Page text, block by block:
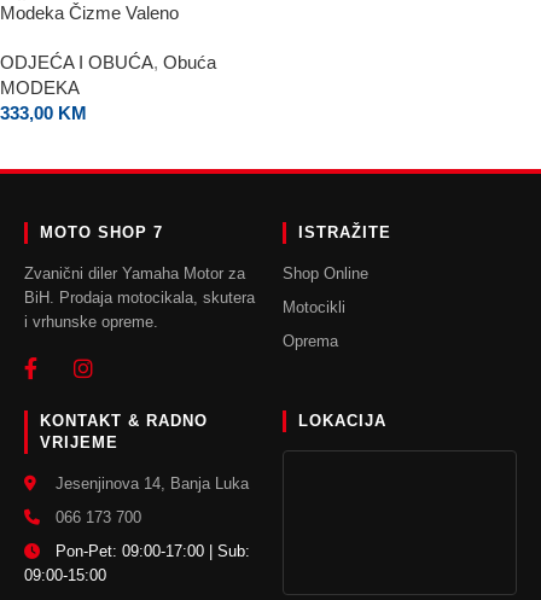
Modeka Čizme Valeno
ODJEĆA I OBUĆA, Obuća
MODEKA
333,00 KM
MOTO SHOP 7
Zvanični diler Yamaha Motor za
BiH. Prodaja motocikala, skutera
i vrhunske opreme.
ISTRAŽITE
Shop Online
Motocikli
Oprema
KONTAKT & RADNO
VRIJEME
Jesenjinova 14, Banja Luka
066 173 700
Pon-Pet: 09:00-17:00 | Sub:
09:00-15:00
LOKACIJA